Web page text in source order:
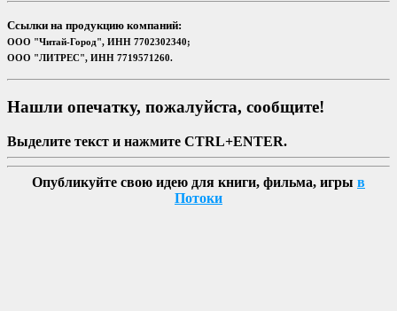
Ссылки на продукцию компаний:
ООО "Читай-Город", ИНН 7702302340;
ООО "ЛИТРЕС", ИНН 7719571260.
Нашли опечатку, пожалуйста, сообщите!
Выделите текст и нажмите CTRL+ENTER.
Опубликуйте свою идею для книги, фильма, игры в
Потоки